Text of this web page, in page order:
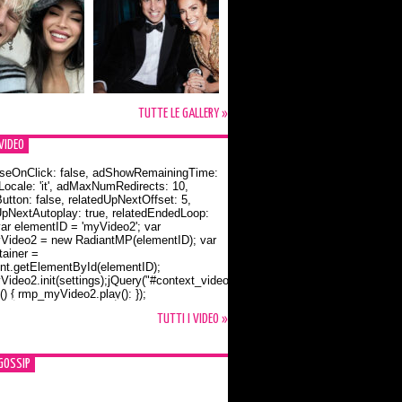
TUTTE LE GALLERY »
Bloom e la t-shirt dedicata a Flynn
false, adShowRemainingTime:
'it', adMaxNumRedirects: 10,
false, relatedUpNextOffset: 5,
true, relatedEndedLoop:
elementID = 'myVideo2'; var
= new RadiantMP(elementID); var
=
{ rmp_myVideo2.play(); });
TUTTI I VIDEO »